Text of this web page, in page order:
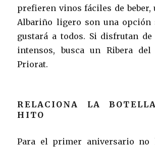
prefieren vinos fáciles de beber,
Albariño ligero son una opción
gustará a todos. Si disfrutan de
intensos, busca un Ribera
Priorat.
RELACIONA LA
HITO
Para el primer aniversario no